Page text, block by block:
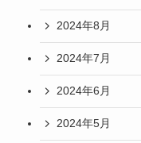
2024年8月
2024年7月
2024年6月
2024年5月